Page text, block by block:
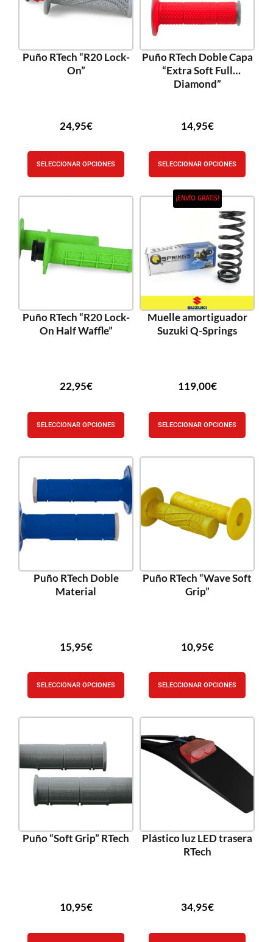
Puño RTech “R20 Lock-
On”
24,95€
SELECCIONAR OPCIONES
Puño RTech Doble Capa
“Extra Soft Full
Diamond”
14,95€
SELECCIONAR OPCIONES
Puño RTech “R20 Lock-
On Half Waffle”
22,95€
SELECCIONAR OPCIONES
¡ENVÍO GRATIS!
Muelle amortiguador
Suzuki Q-Springs
119,00€
SELECCIONAR OPCIONES
Puño RTech Doble
Material
15,95€
SELECCIONAR OPCIONES
Puño RTech “Wave Soft
Grip”
10,95€
SELECCIONAR OPCIONES
Puño “Soft Grip” RTech
10,95€
Plástico luz LED trasera
RTech
34,95€